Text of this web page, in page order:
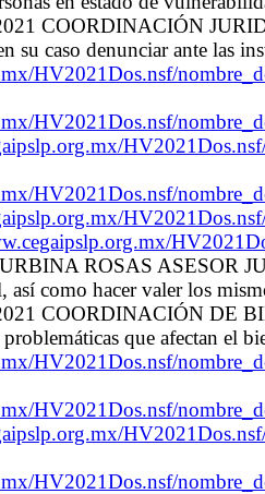
COORDINACIÓN
su caso denunciar ante las
HV2021Dos.nsf/
HV2021Dos.nsf/
HV2021Dos.nsf/
ROSAS ASESOR
así como hacer valer los
COORDINACIÓN DE
que afectan el
HV2021Dos.nsf/
HV2021Dos.nsf/
HV2021Dos.nsf/